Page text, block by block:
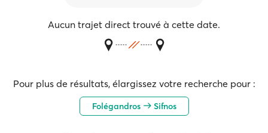
Aucun trajet direct trouvé à cette date.
Pour plus de résultats, élargissez votre recherche pour :
Folégandros Sifnos